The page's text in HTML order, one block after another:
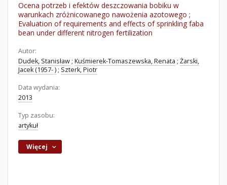
Ocena potrzeb i efektów deszczowania bobiku w
warunkach zróżnicowanego nawożenia azotowego ;
Evaluation of requirements and effects of sprinkling faba
bean under different nitrogen fertilization
Autor:
Dudek, Stanisław ; Kuśmierek-Tomaszewska, Renata ; Żarski,
Jacek (1957- ) ; Szterk, Piotr
Data wydania:
2013
Typ zasobu:
artykuł
Więcej